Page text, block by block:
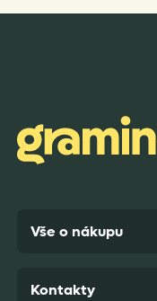
Anonym,před 9 dny
Vše o nákupu
Kontakty